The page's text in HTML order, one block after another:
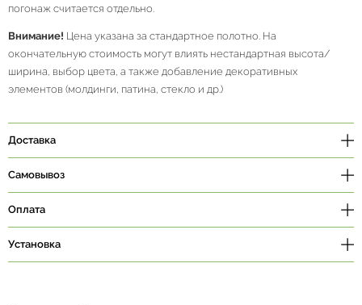
погонаж считается отдельно.
Внимание! Цена указана за стандартное полотно. На
окончательную стоимость могут влиять нестандартная высота/
ширина, выбор цвета, а также добавление декоративных
элементов (молдинги, патина, стекло и др.)
Доставка
Самовывоз
Оплата
Установка